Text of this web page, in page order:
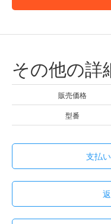
その他の詳
販売価格
型番
支払